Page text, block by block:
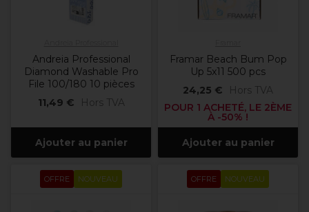
Andreia Professional
Diamond Washable Pro
File 100/180 10 pièces
11,49 €
Hors TVA
Ajouter au panier
Framar Beach Bum Pop
Up 5x11 500 pcs
24,25 €
Hors TVA
POUR 1 ACHETÉ, LE 2ÈME
À -50% !
Ajouter au panier
OFFRE NOUVEAU OFFRE NOUVEAU